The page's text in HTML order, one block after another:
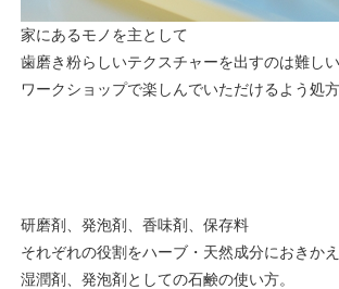
家にあるモノを主として
歯磨き粉らしいテクスチャーを出すのは難しい
ワークショップで楽しんでいただけるよう処
研磨剤、発泡剤、香味剤、保存料
それぞれの役割をハーブ・天然成分におきかえ
湿潤剤、発泡剤としての石鹸の使い方。